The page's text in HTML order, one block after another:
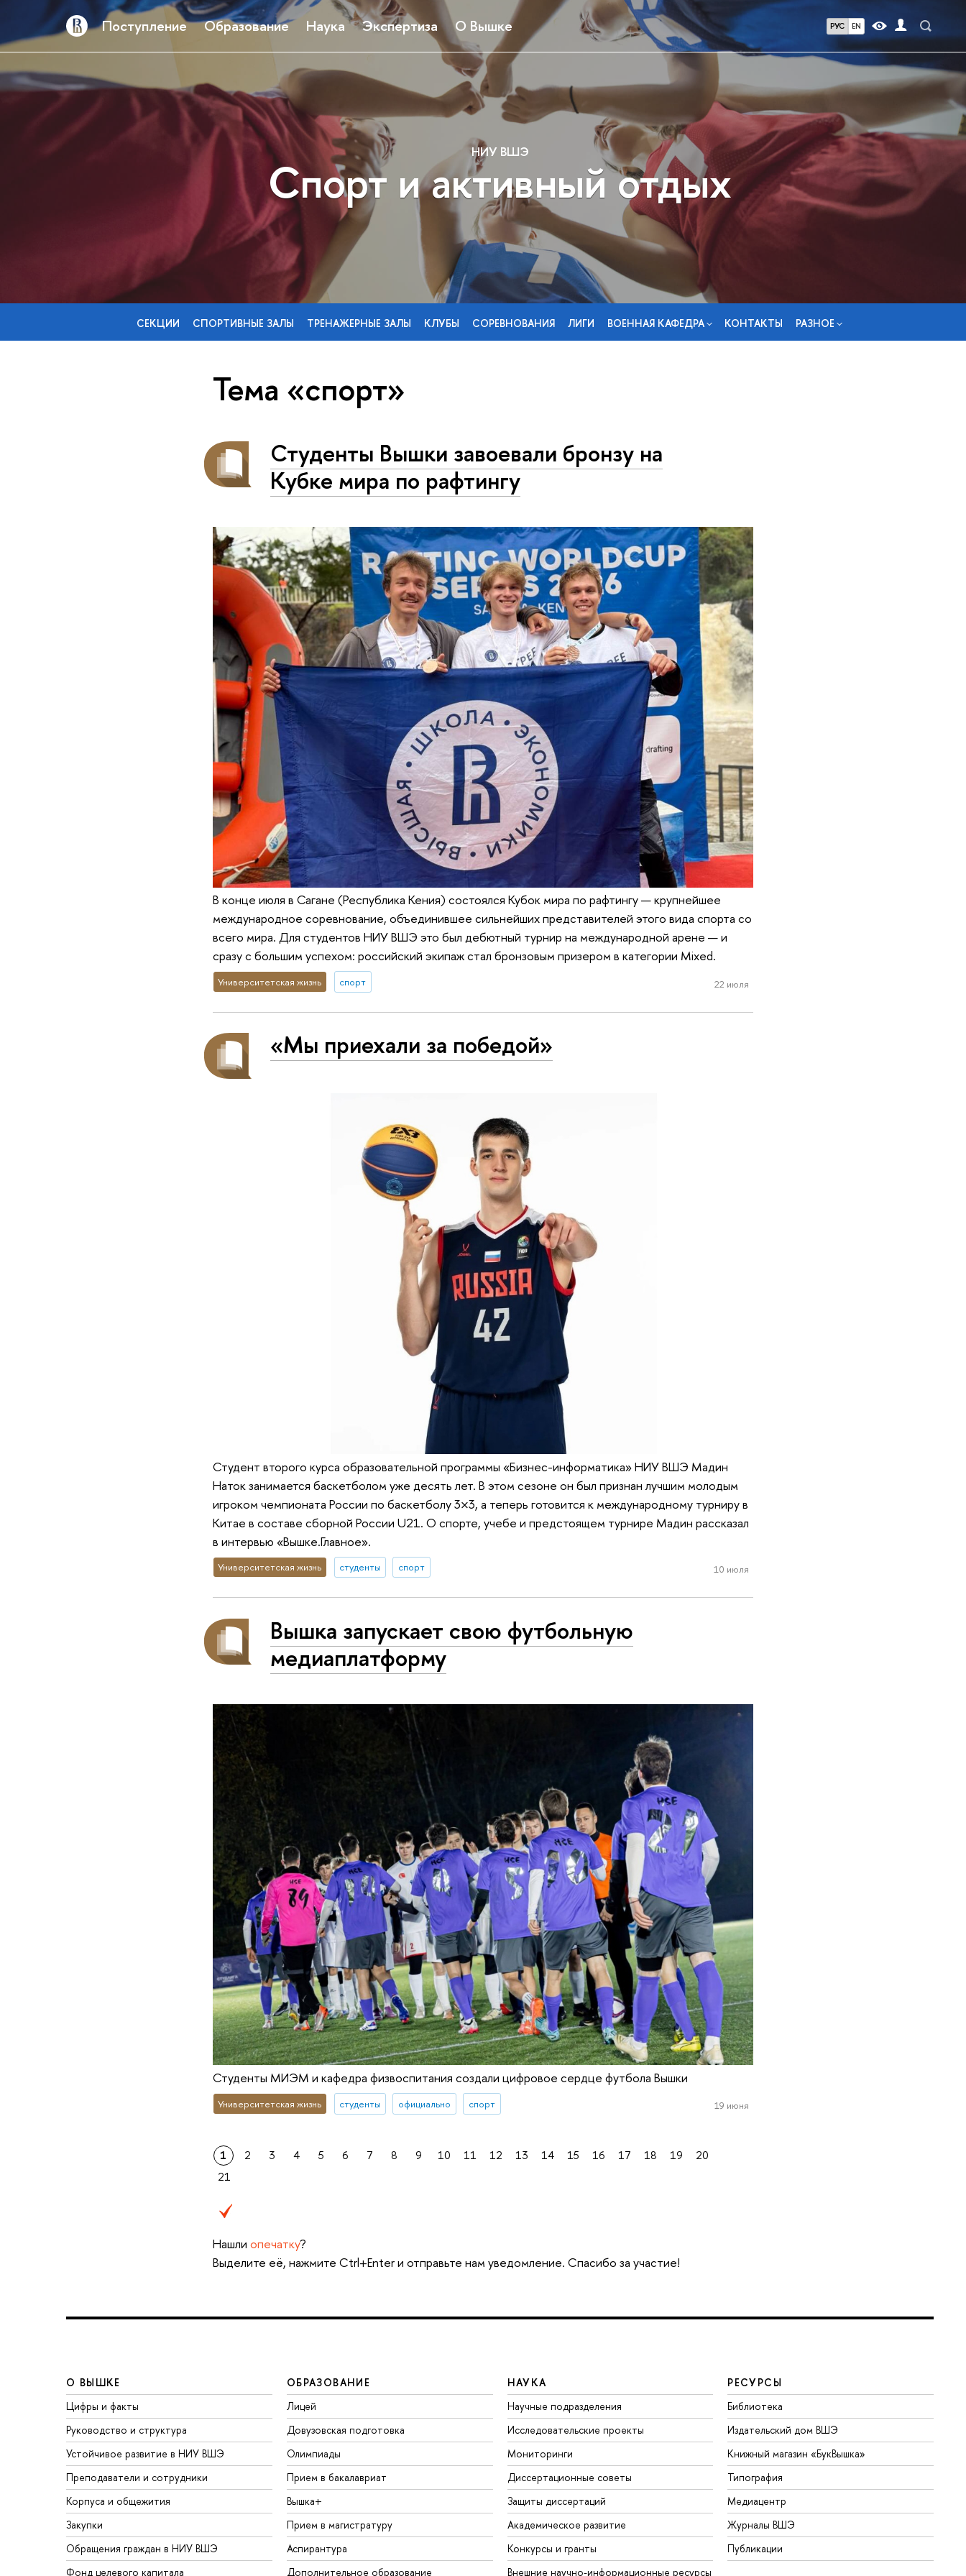
Поступление Образование Наука Экспертиза О Вышке РУС EN
НИУ ВШЭ
Спорт и активный отдых
СЕКЦИИ СПОРТИВНЫЕ ЗАЛЫ ТРЕНАЖЕРНЫЕ ЗАЛЫ КЛУБЫ СОРЕВНОВАНИЯ ЛИГИ ВОЕННАЯ КАФЕДРА КОНТАКТЫ РАЗНОЕ
Тема «спорт»
Студенты Вышки завоевали бронзу на
Кубке мира по рафтингу
В конце июля в Сагане (Республика Кения) состоялся Кубок мира по рафтингу — крупнейшее
международное соревнование, объединившее сильнейших представителей этого вида спорта со
всего мира. Для студентов НИУ ВШЭ это был дебютный турнир на международной арене — и
сразу с большим успехом: российский экипаж стал бронзовым призером в категории Mixed.
Университетская жизнь спорт 22 июля
«Мы приехали за победой»
Студент второго курса образовательной программы «Бизнес-информатика» НИУ ВШЭ Мадин
Наток занимается баскетболом уже десять лет. В этом сезоне он был признан лучшим молодым
игроком чемпионата России по баскетболу 3×3, а теперь готовится к международному турниру в
Китае в составе сборной России U21. О спорте, учебе и предстоящем турнире Мадин рассказал
в интервью «Вышке.Главное».
Университетская жизнь студенты спорт 10 июля
Вышка запускает свою футбольную
медиаплатформу
Студенты МИЭМ и кафедра физвоспитания создали цифровое сердце футбола Вышки
Университетская жизнь студенты официально спорт 19 июня
1 2 3 4 5 6 7 8 9 10 11 12 13 14 15 16 17 18 19
20
21
Нашли опечатку?
Выделите её, нажмите Ctrl+Enter и отправьте нам уведомление. Спасибо за участие!
О ВЫШКЕ
Цифры и факты
Руководство и структура
Устойчивое развитие в НИУ ВШЭ
Преподаватели и сотрудники
Корпуса и общежития
Закупки
Обращения граждан в НИУ ВШЭ
Фонд целевого капитала
ОБРАЗОВАНИЕ
Лицей
Довузовская подготовка
Олимпиады
Прием в бакалавриат
Вышка+
Прием в магистратуру
Аспирантура
Дополнительное образование
НАУКА
Научные подразделения
Исследовательские проекты
Мониторинги
Диссертационные советы
Защиты диссертаций
Академическое развитие
Конкурсы и гранты
Внешние научно-информационные ресурсы
РЕСУРСЫ
Библиотека
Издательский дом ВШЭ
Книжный магазин «БукВышка»
Типография
Медиацентр
Журналы ВШЭ
Публикации